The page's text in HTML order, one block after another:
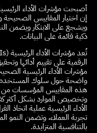
أصبحت مؤشرات الأداء
إن اختيار المقاييس الصحيحة
ويشجع على الابتكار ويضمن
ذكية قائمة على البيانات.
الرقمية على تقييم أدائها
مؤشرات الأداء الرئيسية
واضحة حول سلوك المستخدم
هذه المقاييس المؤسسات من
وتخصيص الموارد بشكل أكثر
الأداء الرئيسية عملية اتخاذ
تجربة العملاء، وتضمن
بالتنافسية المتزايدة.